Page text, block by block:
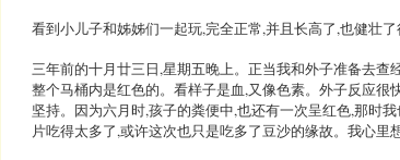
看到小儿子和姊姊们一起玩,完全正常,并且长高了,也健壮
三年前的十月廿三日,星期五晚上。正当我和外子准备去
整个马桶内是红色的。看样子是血,又像色素。外子反应
坚持。因为六月时,孩子的粪便中,也还有一次呈红色,那时
片吃得太多了,或许这次也只是吃多了豆沙的缘故。我心里